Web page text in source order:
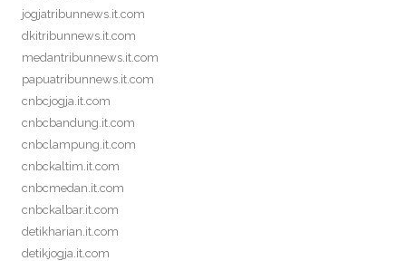
jogjatribunnews.it.com
dkitribunnews.it.com
medantribunnews.it.com
papuatribunnews.it.com
cnbcjogja.it.com
cnbcbandung.it.com
cnbclampung.it.com
cnbckaltim.it.com
cnbcmedan.it.com
cnbckalbar.it.com
detikharian.it.com
detikjogja.it.com